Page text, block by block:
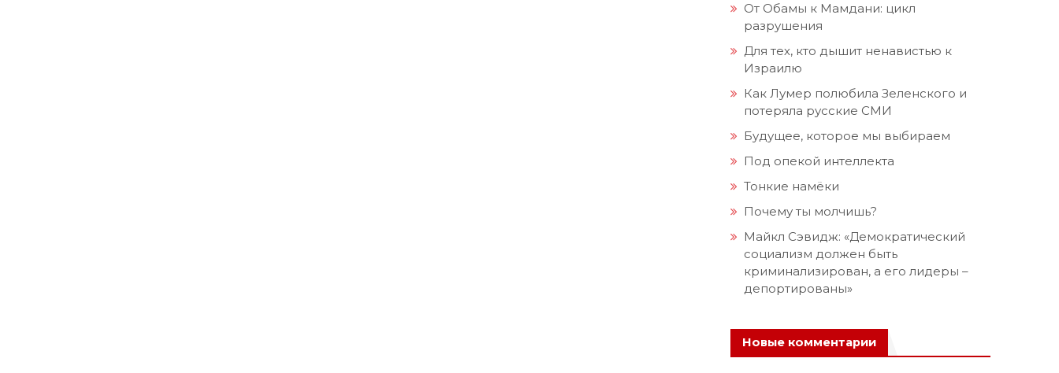
От Обамы к Мамдани: цикл
разрушения
Для тех, кто дышит ненавистью к
Израилю
Как Лумер полюбила Зеленского и
потеряла русские СМИ
Будущее, которое мы выбираем
Под опекой интеллекта
Тонкие намёки
Почему ты молчишь?
Майкл Сэвидж: «Демократический
социализм должен быть
криминализирован, а его лидеры –
депортированы»
Новые комментарии